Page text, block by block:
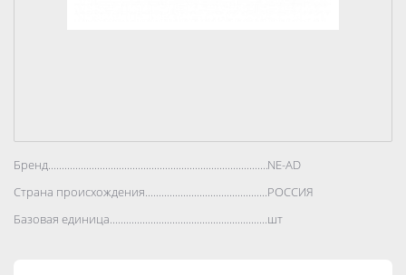
Бренд..................................................................................NE-AD
Страна происхождения..................................................................................
РОССИЯ
Базовая единица..................................................................................
шт